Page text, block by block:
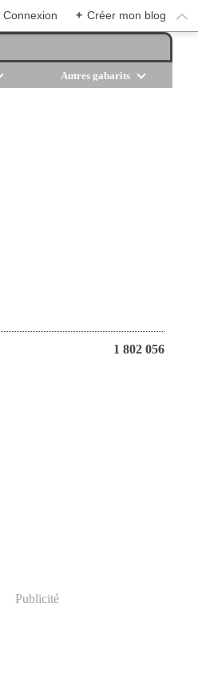
Connexion + Créer mon blog
Autres gabarits
1 802 056
Publicité